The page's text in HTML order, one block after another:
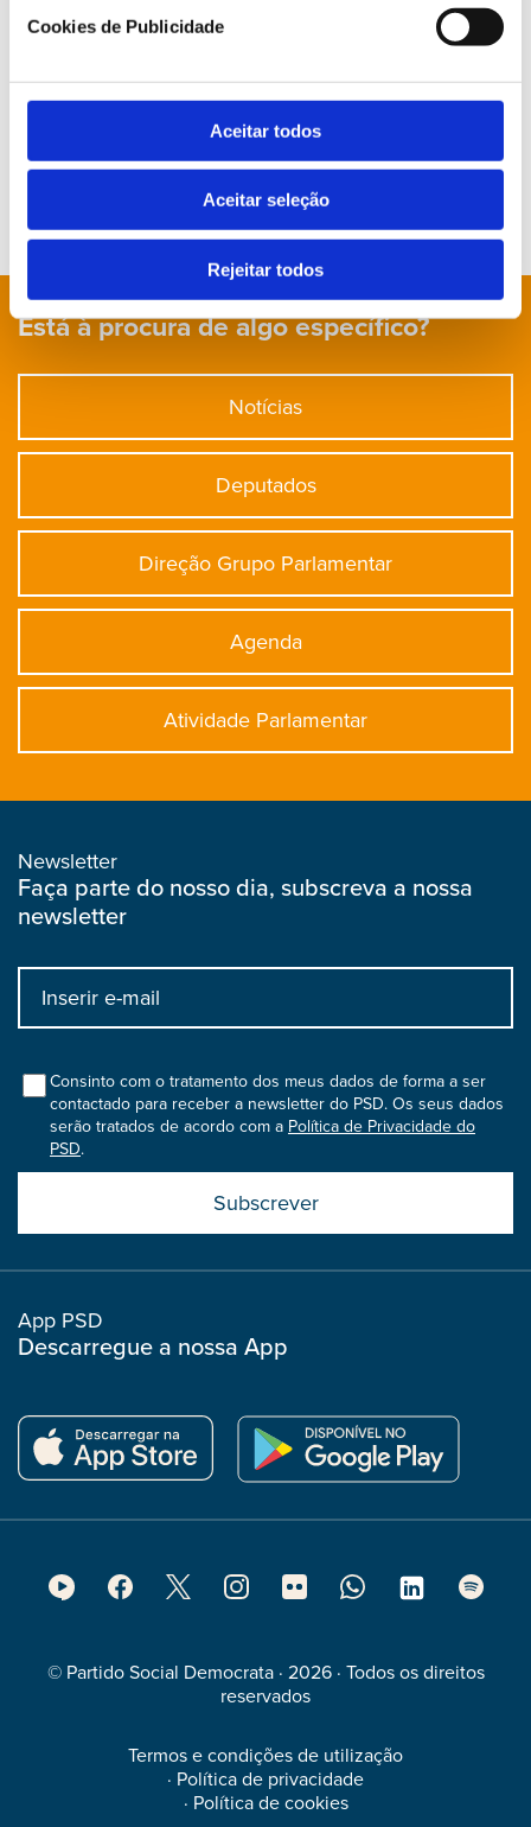
Cookies de Publicidade
Aceitar todos
Aceitar seleção
Rejeitar todos
Conheça o trabalho dos deputados do
Ver deputados
Está à procura de algo específico?
Notícias
Deputados
Direção Grupo Parlamentar
Agenda
Atividade Parlamentar
Newsletter
Faça parte do nosso dia, subscreva a nossa
newsletter
Input
bootstrap
colConsinto com o tratamento dos meus dados de forma a ser
contactado para receber a newsletter do PSD. Os seus dados
serão tratados de acordo com a Política de Privacidade do
PSD.
boostrap
col
App PSD
Descarregue a nossa App
© Partido Social Democrata · 2026 · Todos os direitos
reservados
Termos e condições de utilização
· Política de privacidade
· Política de cookies
Footer
Media